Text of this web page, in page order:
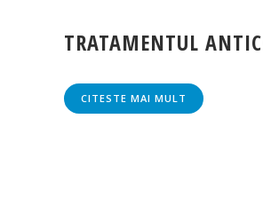
TRATAMENTUL
CITESTE MAI MULT